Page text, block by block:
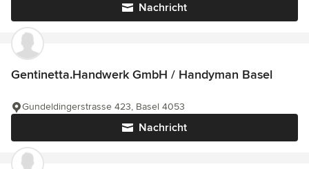
Nachricht
Gentinetta.Handwerk GmbH / Handyman Basel
Nachricht
Gundeldingerstrasse 423, Basel 4053